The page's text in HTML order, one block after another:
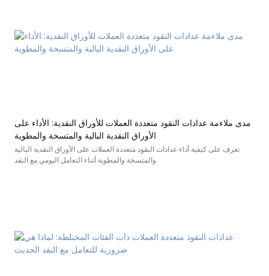
مدى ملاءمة عدادات النقود متعددة العملات للأوراق النقدية: الأداء على
الأوراق النقدية البالية والمتسخة والمطوية
تعرف على كيفية أداء عدادات النقود متعددة العملات على الأوراق النقدية البالية
والمتسخة والمطوية أثناء التعامل اليومي مع النقد.